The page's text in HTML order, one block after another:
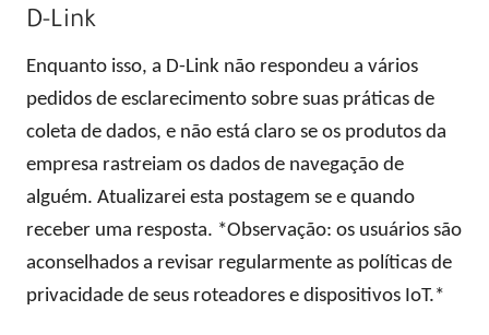
D-Link
Enquanto isso, a D-Link não respondeu a vários
pedidos de esclarecimento sobre suas práticas de
coleta de dados, e não está claro se os produtos da
empresa rastreiam os dados de navegação de
alguém. Atualizarei esta postagem se e quando
receber uma resposta. *Observação: os usuários são
aconselhados a revisar regularmente as políticas de
privacidade de seus roteadores e dispositivos IoT.*